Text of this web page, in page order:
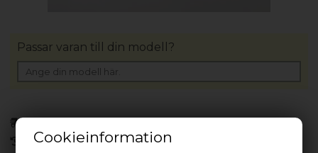
Cookieinformation
30 dagars returrätt
Passar varan till din modell?